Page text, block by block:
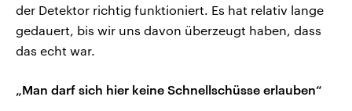
der Detektor richtig funktioniert. Es hat relativ lange
gedauert, bis wir uns davon überzeugt haben, dass
das echt war.
„Man darf sich hier keine Schnellschüsse erlauben“